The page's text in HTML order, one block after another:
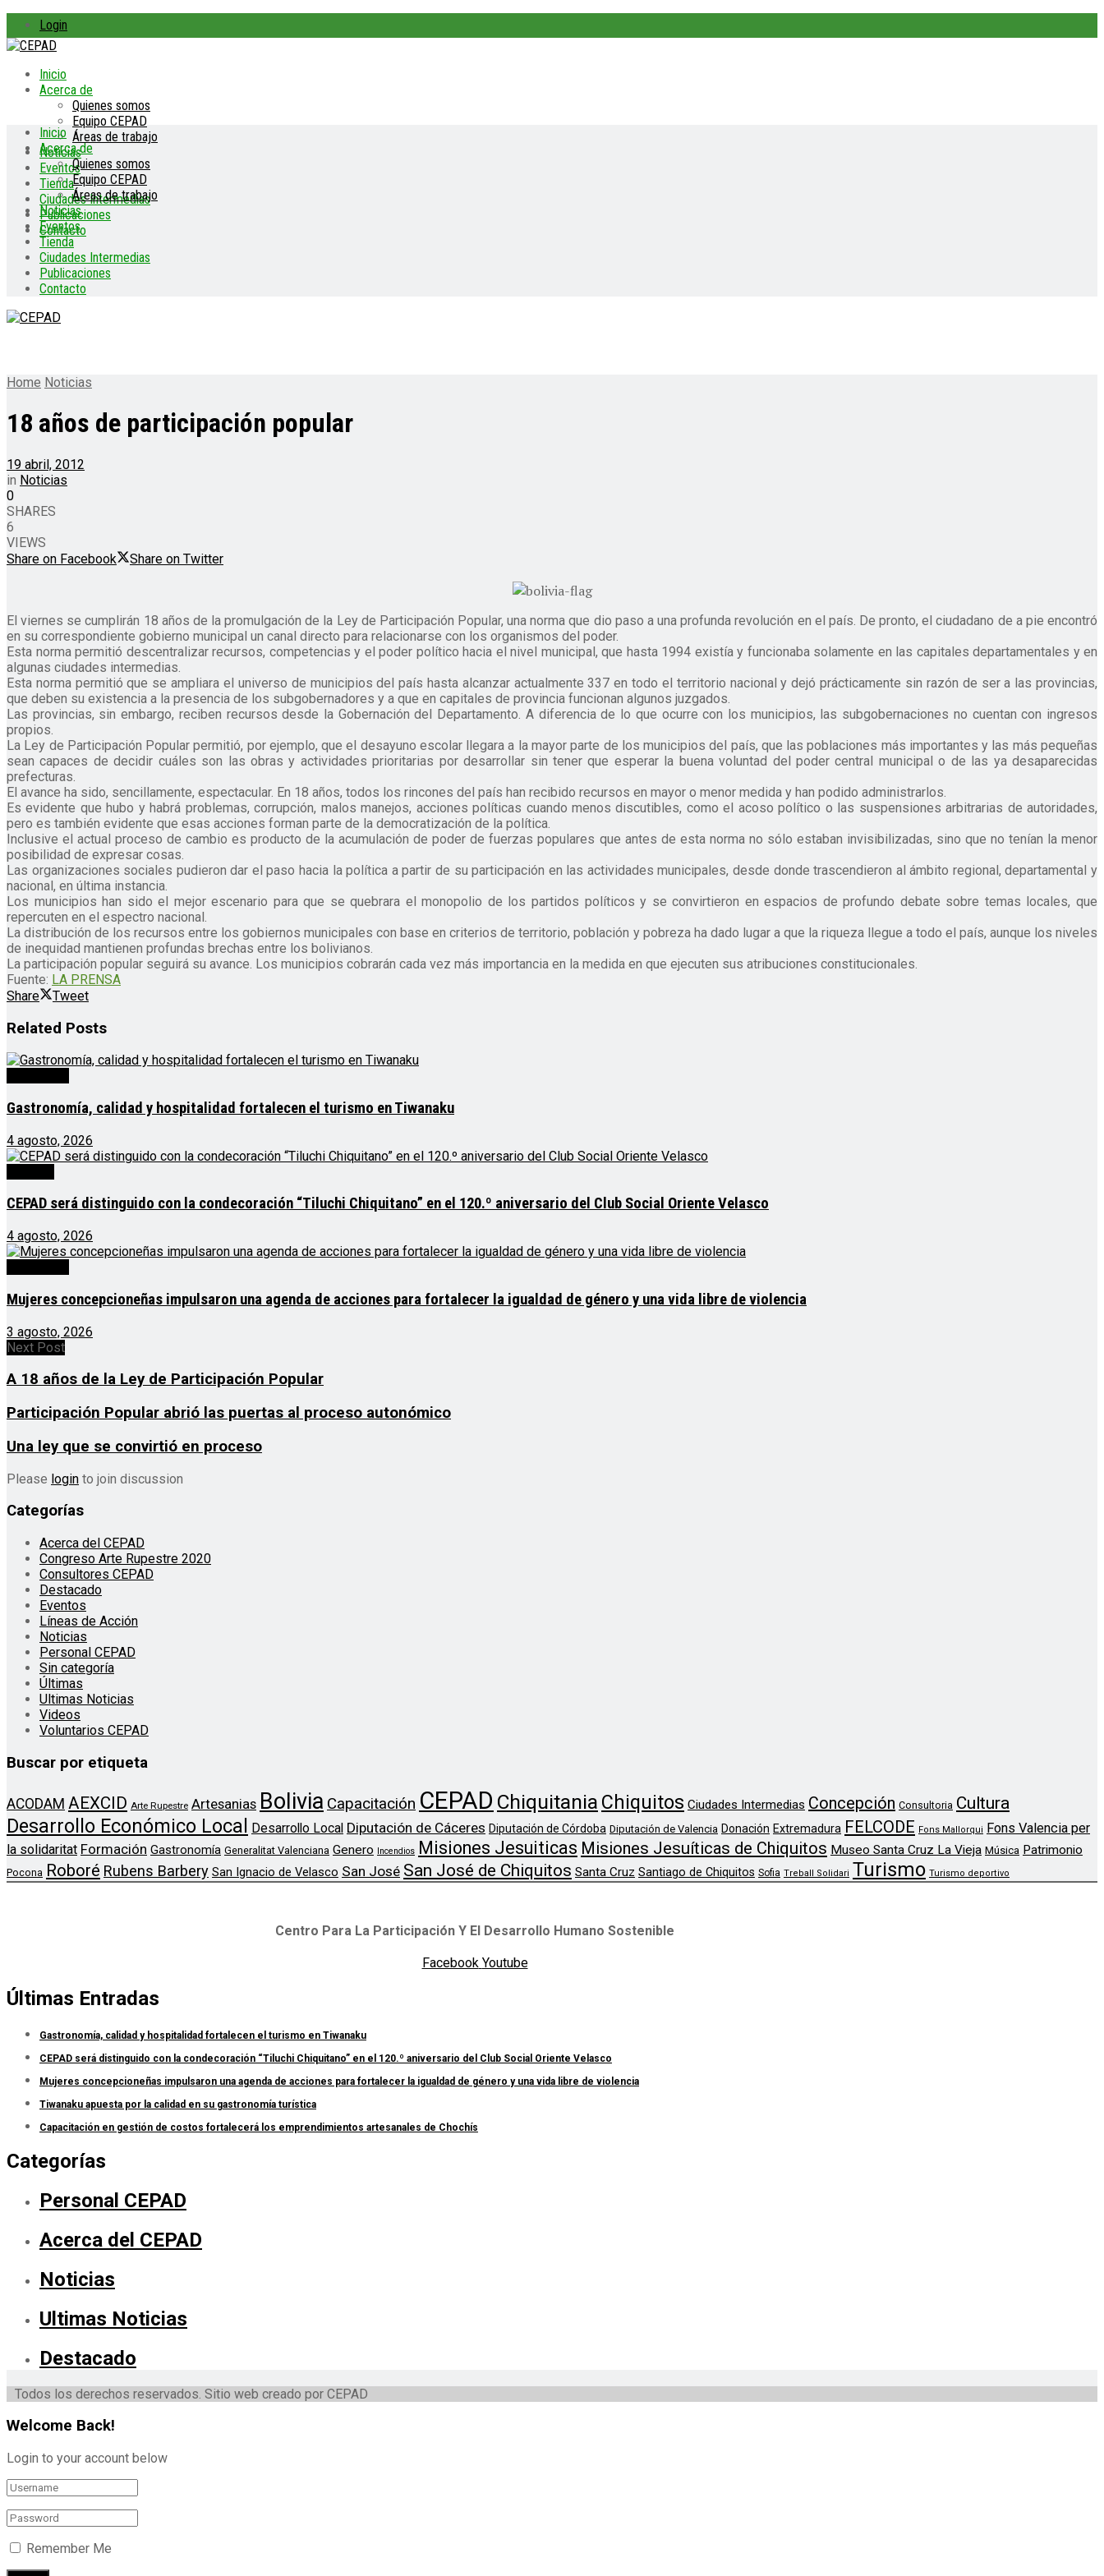
Login
Inicio
Acerca de
Quienes somos
Equipo CEPAD
Áreas de trabajo
Noticias
Eventos
Tienda
Ciudades Intermedias
Publicaciones
Contacto
Inicio
Acerca de
Quienes somos
Equipo CEPAD
Áreas de trabajo
Noticias
Eventos
Tienda
Ciudades Intermedias
Publicaciones
Contacto
Home Noticias
18 años de participación popular
19 abril, 2012
in Noticias
0
SHARES
6
VIEWS
Share on Facebook
Share on Twitter
El viernes se cumplirán 18 años de la promulgación de la Ley de Participación Popular, una norma que dio paso a una profunda revolución en el país. De pronto, el ciudadano de a pie encontró
en su correspondiente gobierno municipal un canal directo para relacionarse con los organismos del poder.
Esta norma permitió descentralizar recursos, competencias y el poder político hacia el nivel municipal, que hasta 1994 existía y funcionaba solamente en las capitales departamentales y en
algunas ciudades intermedias.
Esta norma permitió que se ampliara el universo de municipios del país hasta alcanzar actualmente 337 en todo el territorio nacional y dejó prácticamente sin razón de ser a las provincias,
que deben su existencia a la presencia de los subgobernadores y a que en capitales de provincia funcionan algunos juzgados.
Las provincias, sin embargo, reciben recursos desde la Gobernación del Departamento. A diferencia de lo que ocurre con los municipios, las subgobernaciones no cuentan con ingresos
propios.
La Ley de Participación Popular permitió, por ejemplo, que el desayuno escolar llegara a la mayor parte de los municipios del país, que las poblaciones más importantes y las más pequeñas
sean capaces de decidir cuáles son las obras y actividades prioritarias por desarrollar sin tener que esperar la buena voluntad del poder central municipal o de las ya desaparecidas
prefecturas.
El avance ha sido, sencillamente, espectacular. En 18 años, todos los rincones del país han recibido recursos en mayor o menor medida y han podido administrarlos.
Es evidente que hubo y habrá problemas, corrupción, malos manejos, acciones políticas cuando menos discutibles, como el acoso político o las suspensiones arbitrarias de autoridades,
pero es también evidente que esas acciones forman parte de la democratización de la política.
Inclusive el actual proceso de cambio es producto de la acumulación de poder de fuerzas populares que antes de esta norma no sólo estaban invisibilizadas, sino que no tenían la menor
posibilidad de expresar cosas.
Las organizaciones sociales pudieron dar el paso hacia la política a partir de su participación en las actividades municipales, desde donde trascendieron al ámbito regional, departamental y
nacional, en última instancia.
Los municipios han sido el mejor escenario para que se quebrara el monopolio de los partidos políticos y se convirtieron en espacios de profundo debate sobre temas locales, que
repercuten en el espectro nacional.
La distribución de los recursos entre los gobiernos municipales con base en criterios de territorio, población y pobreza ha dado lugar a que la riqueza llegue a todo el país, aunque los niveles
de inequidad mantienen profundas brechas entre los bolivianos.
La participación popular seguirá su avance. Los municipios cobrarán cada vez más importancia en la medida en que ejecuten sus atribuciones constitucionales.
Fuente: LA PRENSA
Share
Tweet
Related Posts
Gastronomía, calidad y hospitalidad fortalecen el turismo en Tiwanaku
4 agosto, 2026
CEPAD será distinguido con la condecoración “Tiluchi Chiquitano” en el 120.º aniversario del Club Social Oriente Velasco
4 agosto, 2026
Mujeres concepcioneñas impulsaron una agenda de acciones para fortalecer la igualdad de género y una vida libre de violencia
3 agosto, 2026
Next Post
A 18 años de la Ley de Participación Popular
Participación Popular abrió las puertas al proceso autonómico
Una ley que se convirtió en proceso
Please login to join discussion
Categorías
Acerca del CEPAD
Congreso Arte Rupestre 2020
Consultores CEPAD
Destacado
Eventos
Líneas de Acción
Noticias
Personal CEPAD
Sin categoría
Últimas
Ultimas Noticias
Videos
Voluntarios CEPAD
Buscar por etiqueta
ACODAM AEXCID Arte Rupestre Artesanias Bolivia Capacitación CEPAD Chiquitania Chiquitos Ciudades Intermedias Concepción Consultoria Cultura
Desarrollo Económico Local Desarrollo Local Diputación de Cáceres Diputación de Córdoba Diputación de Valencia Donación Extremadura FELCODE Fons Mallorqui
Fons Valencia per
la solidaritat Formación Gastronomía Generalitat Valenciana Genero Incendios Misiones Jesuiticas Misiones Jesuíticas de Chiquitos Museo Santa Cruz La Vieja Música Patrimonio
Pocona Roboré Rubens Barbery San Ignacio de Velasco San José San José de Chiquitos Santa Cruz Santiago de Chiquitos Sofia Treball Solidari Turismo Turismo deportivo
Centro Para La Participación Y El Desarrollo Humano Sostenible
Facebook Youtube
Últimas Entradas
Gastronomía, calidad y hospitalidad fortalecen el turismo en Tiwanaku
CEPAD será distinguido con la condecoración “Tiluchi Chiquitano” en el 120.º aniversario del Club Social Oriente Velasco
Mujeres concepcioneñas impulsaron una agenda de acciones para fortalecer la igualdad de género y una vida libre de violencia
Tiwanaku apuesta por la calidad en su gastronomía turística
Capacitación en gestión de costos fortalecerá los emprendimientos artesanales de Chochís
Categorías
Personal CEPAD
Acerca del CEPAD
Noticias
Ultimas Noticias
Destacado
Todos los derechos reservados. Sitio web creado por CEPAD
Welcome Back!
Login to your account below
Remember Me